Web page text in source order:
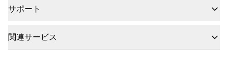
サポート
関連サービス